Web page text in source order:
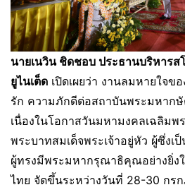
นายเนวิน ชิดชอบ ประธานบริหาร
ยูไนเต็ด เปิดเผยว่า งานลมหายใจ
รัก ความภักดีต่อสถาบันพระมหากษั
เนื่องในโอกาสวันมหามงคลเฉลิม
พระบาทสมเด็จพระเจ้าอยู่หัว ผู้ซึ่งเ
ผู้ทรงมีพระมหากรุณาธิคุณอย่างยิ่ง
ไทย จัดขึ้นระหว่างวันที่ 28-30 กร